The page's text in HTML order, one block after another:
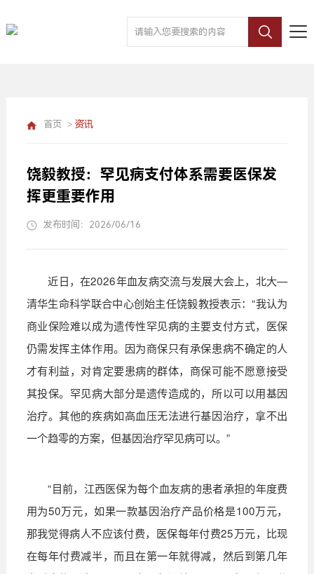
首页 > 资讯
饶毅教授：罕见病支付体系需要医保发
挥更重要作用
发布时间：2026/06/16
近日，在2026年血友病交流与发展大会上，北大—
清华生命科学联合中心创始主任饶毅教授表示：“我认为
商业保险难以成为遗传性罕见病的主要支付方式，医保
仍需发挥主体作用。因为商保只有承保患病不确定的人
才有利益，对肯定要患病的群体，商保可能不愿意接受
其投保。罕见病大部分是遗传造成的，所以可以用基因
治疗。其他的疾病如高血压无法进行基因治疗，拿不出
一个趋零的方案，但基因治疗罕见病可以。 ”
“目前，江西医保为每个血友病的患者承担的年度费
用为50万元，如果一款基因治疗产品价格是100万元，
那我觉得病人不应该付费，医保每年付费25万元，比现
在每年付费减半，而且在第一年就得减，然后到第几年